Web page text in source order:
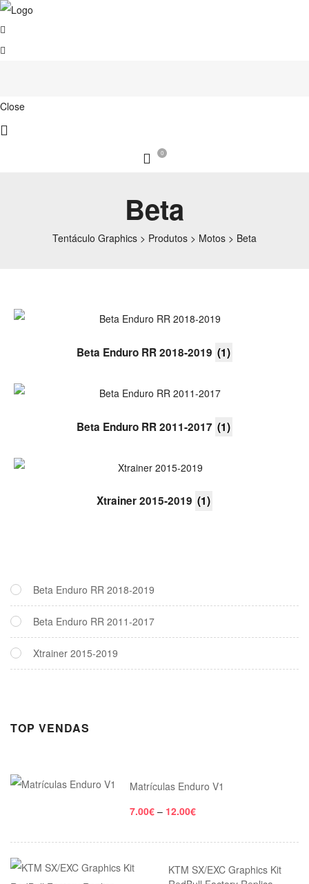
Close
0
Tentáculo Graphics > Produtos > Motos > Beta
Beta
Beta Enduro RR 2018-2019 (1)
Beta Enduro RR 2011-2017 (1)
Xtrainer 2015-2019 (1)
Beta Enduro RR 2018-2019
Beta Enduro RR 2011-2017
Xtrainer 2015-2019
TOP VENDAS
Matrículas Enduro V1
7.00€ – 12.00€Price
through
KTM SX/EXC Graphics Kit